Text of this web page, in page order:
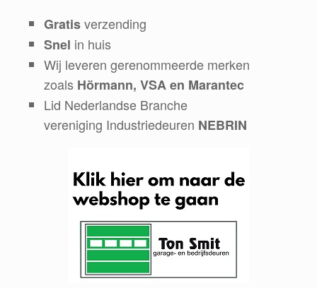
Gratisverzending
Snel in huis
Wij leveren gerenommeerde merken
zoals Hörmann, VSA en Marantec
Lid Nederlandse Branche
vereniging Industriedeuren NEBRIN